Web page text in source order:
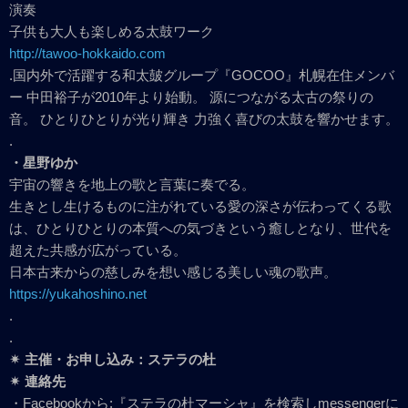
演奏
子供も大人も楽しめる太鼓ワーク
http://tawoo-hokkaido.com
.国内外で活躍する和太皷グループ『GOCOO』札幌在住メンバ
ー 中田裕子が2010年より始動。 源につながる太古の祭りの
音。 ひとりひとりが光り輝き 力強く喜びの太鼓を響かせます。
.
・星野ゆか
宇宙の響きを地上の歌と言葉に奏でる。
生きとし生けるものに注がれている愛の深さが伝わってくる歌
は、ひとりひとりの本質への気づきという癒しとなり、世代を
超えた共感が広がっている。
日本古来からの慈しみを想い感じる美しい魂の歌声。
https://yukahoshino.net
.
.
✴︎ 主催・お申し込み：ステラの杜
✴︎ 連絡先
・Facebookから:『ステラの杜マーシャ』を検索しmessengerに